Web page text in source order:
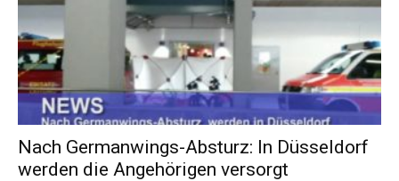
Nach Germanwings-Absturz: In Düsseldorf
werden die Angehörigen versorgt